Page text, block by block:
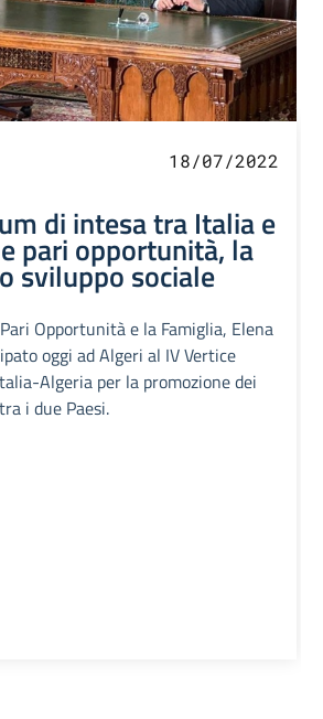
18/07/2022
di intesa tra Italia e
pari opportunità, la
sviluppo sociale
Opportunità e la Famiglia, Elena
oggi ad Algeri al IV Vertice
Algeria per la promozione dei
i due Paesi.